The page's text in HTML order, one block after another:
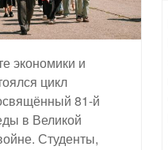
экономики и
цикл
81-й
в Великой
Студенты,